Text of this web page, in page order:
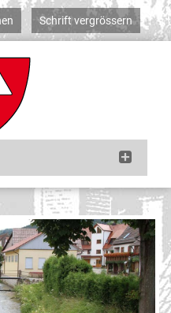
Schrift vergrössern